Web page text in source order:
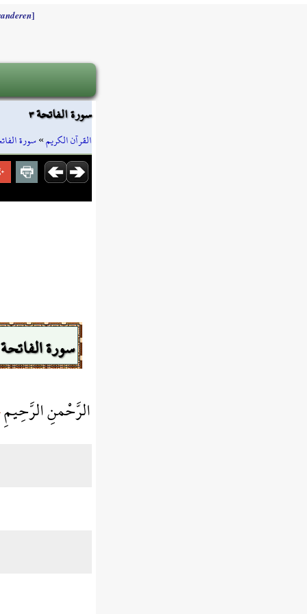
]
سورة الفاتحة ٣
القرآن الكريم»سورة
سورة الفاتحة
الرَّحْمنِ الرَّحِيمِ